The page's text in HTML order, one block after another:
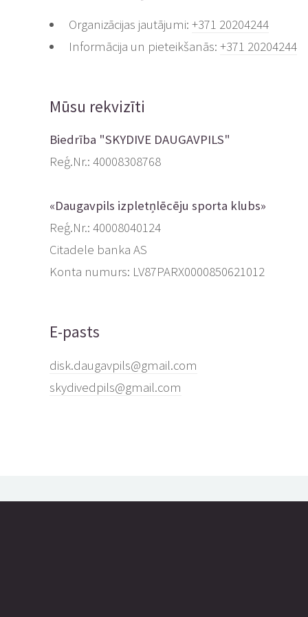
Organizācijas jautājumi: +371 20204244
Informācija un pieteikšanās: +371 20204244
Mūsu rekvizīti
Biedrība "SKYDIVE DAUGAVPILS"
Reģ.Nr.: 40008308768
«Daugavpils izpletņlēcēju sporta klubs»
Reģ.Nr.: 40008040124
Citadele banka AS
Konta numurs: LV87PARX0000850621012
E-pasts
disk.daugavpils@gmail.com
skydivedpils@gmail.com